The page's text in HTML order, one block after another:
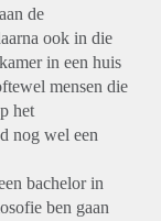
de
ook in die
in een huis
mensen die
het
nog wel een
bachelor in
ben gaan